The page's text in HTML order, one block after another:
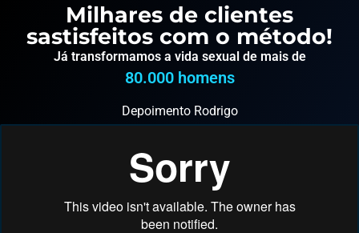
Milhares de clientes
sastisfeitos com o método!
Já transformamos a vida sexual de mais de
80.000 homens
Depoimento Rodrigo